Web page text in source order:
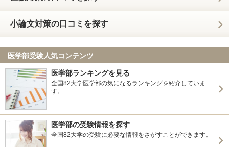
小論文対策の口コミを探す
医学部受験人気コンテンツ
医学部ランキングを見る
全国82大学医学部の気になるランキングを紹介していま
す。
医学部の受験情報を探す
全国82大学の受験に必要な情報をさがすことができます。